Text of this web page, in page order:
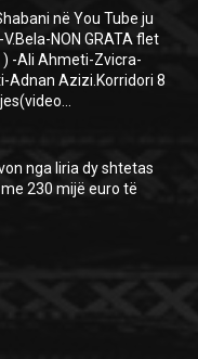
në You Tube ju
NON GRATA flet
) -Ali Ahmeti-Zvicra-
Adnan Azizi.Korridori 8
nga liria dy shtetas
230 mijë euro të